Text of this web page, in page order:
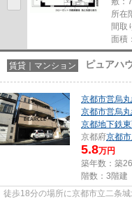
所在
間取
面積
賃貸｜マンション ピュアハ
京都市営烏
京都市営烏
京都地下鉄
京都府京都
5.8万円
築年数：築
階数：3階建
徒歩18分の場所に京都市立二条